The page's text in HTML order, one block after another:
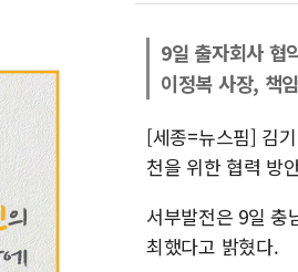
9일 출자회사 협
이정복 사장, 책
[세종=뉴스핌] 김
천을 위한 협력 방
서부발전은 9일 충
최했다고 밝혔다.